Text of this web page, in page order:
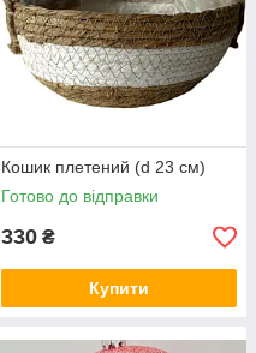
Кошик плетений (d 23 см)
Готово до відправки
330 ₴
Купити